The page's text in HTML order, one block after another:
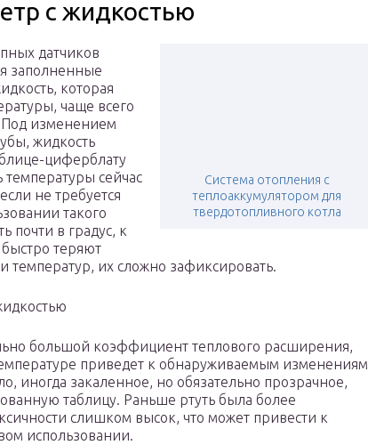
с жидкостью
Система отопления с
теплоаккумулятором для
твердотопливного котла
датчиков
заполненные
которая
чаще всего
Под изменением
жидкость
циферблату
сейчас
не требуется
такого
почти в градус, к
теряют
температур, их сложно зафиксировать.
большой коэффициент теплового расширения,
приведет к обнаруживаемым изменениям
иногда закаленное, но обязательно прозрачное,
таблицу. Раньше ртуть была более
слишком высок, что может привести к
использовании.